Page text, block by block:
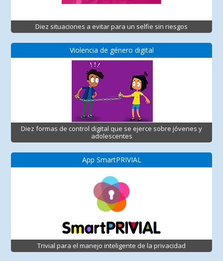
Diez situaciones a evitar para un selfie sin riesgos
Violencia de género digital
Diez formas de control digital que se ejerce sobre jóvenes y
adolescentes
App SmartPRIVIAL
Trivial para el manejo inteligente de la privacidad